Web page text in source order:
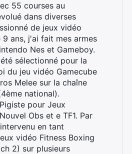
55 courses au
dans diverses
de jeux vidéo
ans, j'ai fait mes armes
Nes et Gameboy.
sélectionné pour la
du jeu vidéo Gamecube
Melee sur la chaîne
national).
pour Jeux
Obs et e TF1. Par
en tant
vidéo Fitness Boxing
2) sur plusieurs